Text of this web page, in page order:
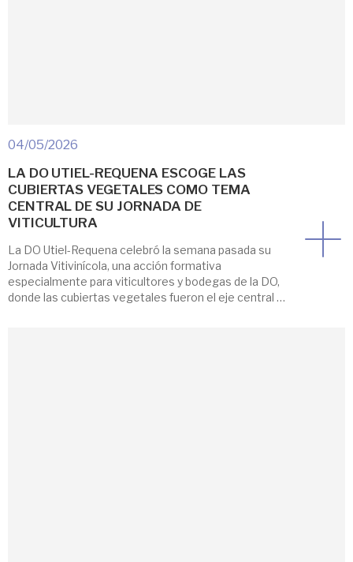
04/05/2026
LA DO UTIEL-REQUENA ESCOGE LAS
CUBIERTAS VEGETALES COMO TEMA
CENTRAL DE SU JORNADA DE
VITICULTURA
La DO Utiel-Requena celebró la semana pasada su
Jornada Vitivinícola, una acción formativa
especialmente para viticultores y bodegas de la DO,
donde las cubiertas vegetales fueron el eje central de